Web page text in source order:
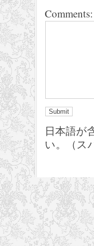
Comments:
日本語が
い。（ス